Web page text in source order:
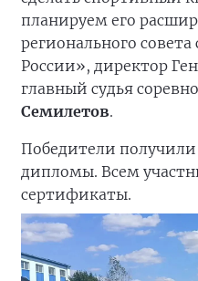
планируем его
регионального
России», директор
главный судья
Семилетов.
Победители
дипломы. Всем
сертификаты.